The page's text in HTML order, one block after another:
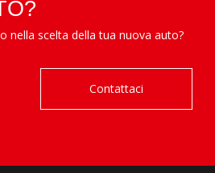
nella scelta della tua nuova auto?
Contattaci